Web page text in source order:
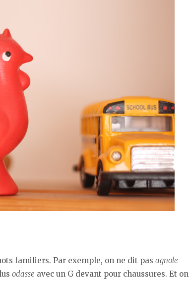
familiers. Par exemple, on ne dit pas agnole
odasse avec un G devant pour chaussures. Et on